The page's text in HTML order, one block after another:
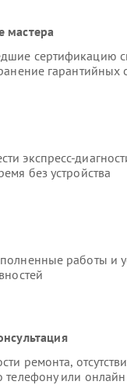
мастера
сертификацию
гарантийных
экспресс-
без устройства
работы и
ремонта,
телефону или